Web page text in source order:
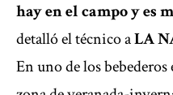
hay en el campo y es
detalló el técnico aLA
En uno de los